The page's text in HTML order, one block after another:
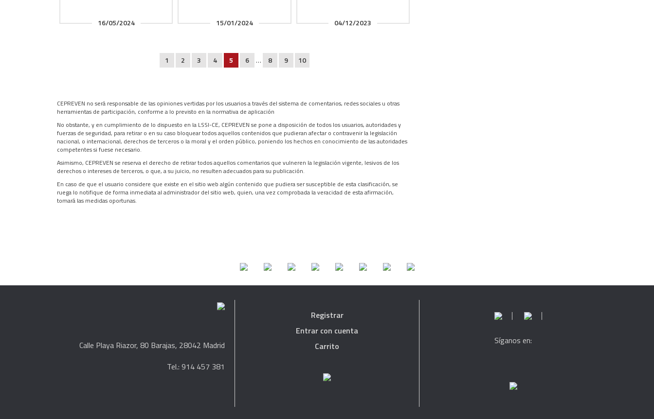
16/05/2024 15/01/2024 04/12/2023
1 2 3 4 5 6 … 8 9 10
CEPREVEN no será responsable de las opiniones vertidas por los usuarios a través del sistema de comentarios, redes sociales u otras
herramientas de participación, conforme a lo previsto en la normativa de aplicación
No obstante, y en cumplimiento de lo dispuesto en la LSSI-CE, CEPREVEN se pone a disposición de todos los usuarios, autoridades y
fuerzas de seguridad, para retirar o en su caso bloquear todos aquellos contenidos que pudieran afectar o contravenir la legislación
nacional, o internacional, derechos de terceros o la moral y el orden público, poniendo los hechos en conocimiento de las autoridades
competentes si fuese necesario.
Asimismo, CEPREVEN se reserva el derecho de retirar todos aquellos comentarios que vulneren la legislación vigente, lesivos de los
derechos o intereses de terceros, o que, a su juicio, no resulten adecuados para su publicación.
En caso de que el usuario considere que existe en el sitio web algún contenido que pudiera ser susceptible de esta clasificación, se
ruega lo notifique de forma inmediata al administrador del sitio web, quien, una vez comprobada la veracidad de esta afirmación,
tomará las medidas oportunas.
Calle Playa Riazor, 80 Barajas, 28042 Madrid
Tel.: 914 457 381
Registrar
Entrar con cuenta
Carrito
Síganos en: